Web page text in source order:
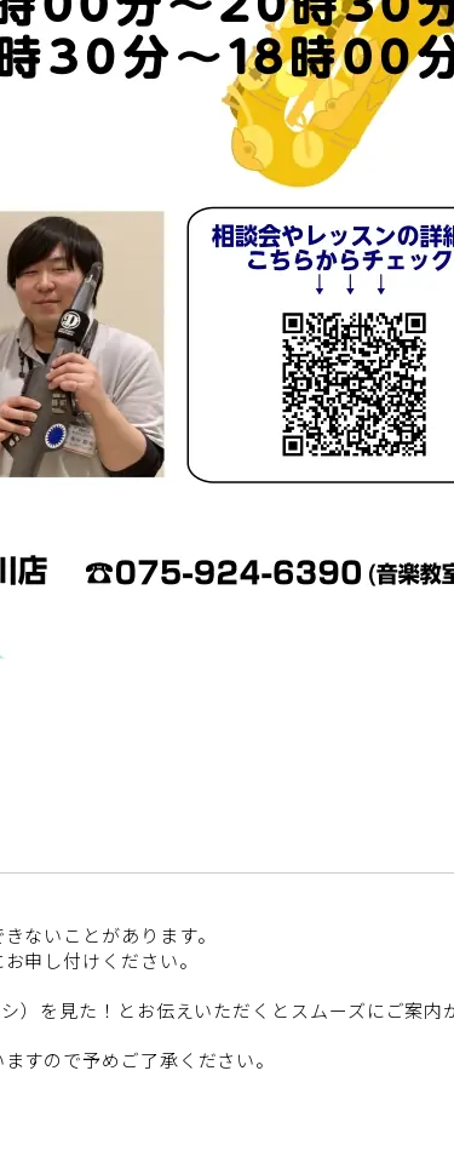
ないことがあります。
申し付けください。
）を見た！とお伝えいただくとスムーズにご案内
すので予めご了承ください。